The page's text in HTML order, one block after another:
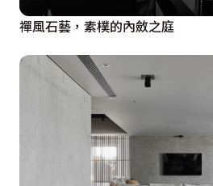
禪風石藝，素樸的內斂之庭